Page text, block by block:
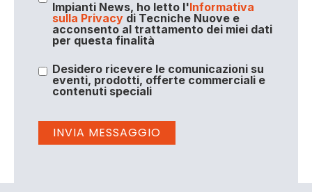
Impianti News, ho letto l'Informativa
sulla Privacydi Tecniche Nuove e
acconsento al trattamento dei miei dati
per questa finalità
Desidero ricevere le comunicazioni su
eventi, prodotti, offerte commerciali e
contenuti speciali